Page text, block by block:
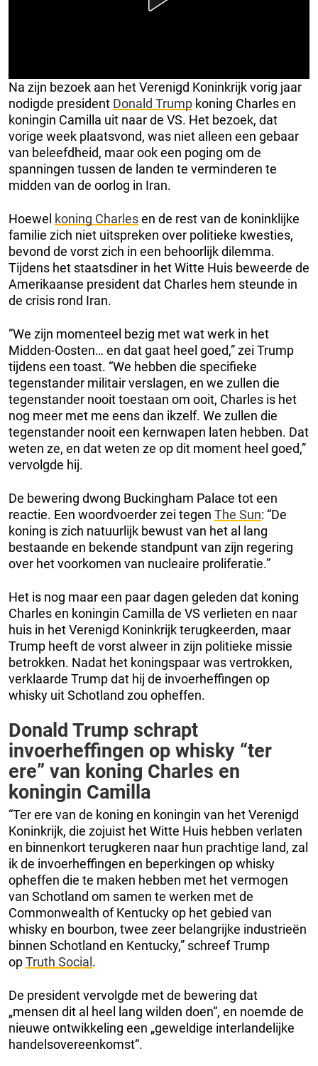
Na zijn bezoek aan het Verenigd Koninkrijk vorig jaar
nodigde president Donald Trump koning Charles en
koningin Camilla uit naar de VS. Het bezoek, dat
vorige week plaatsvond, was niet alleen een gebaar
van beleefdheid, maar ook een poging om de
spanningen tussen de landen te verminderen te
midden van de oorlog in Iran.
Hoewel koning Charlesen de rest van de koninklijke
familie zich niet uitspreken over politieke kwesties,
bevond de vorst zich in een behoorlijk dilemma.
Tijdens het staatsdiner in het Witte Huis beweerde de
Amerikaanse president dat Charles hem steunde in
de crisis rond Iran.
“We zijn momenteel bezig met wat werk in het
Midden-Oosten… en dat gaat heel goed,” zei Trump
tijdens een toast. “We hebben die specifieke
tegenstander militair verslagen, en we zullen die
tegenstander nooit toestaan om ooit, Charles is het
nog meer met me eens dan ikzelf. We zullen die
tegenstander nooit een kernwapen laten hebben. Dat
weten ze, en dat weten ze op dit moment heel goed,”
vervolgde hij.
De bewering dwong Buckingham Palace tot een
reactie. Een woordvoerder zei tegen The Sun: “De
koning is zich natuurlijk bewust van het al lang
bestaande en bekende standpunt van zijn regering
over het voorkomen van nucleaire proliferatie.”
Het is nog maar een paar dagen geleden dat koning
Charles en koningin Camilla de VS verlieten en naar
huis in het Verenigd Koninkrijk terugkeerden, maar
Trump heeft de vorst alweer in zijn politieke missie
betrokken. Nadat het koningspaar was vertrokken,
verklaarde Trump dat hij de invoerheffingen op
whisky uit Schotland zou opheffen.
Donald Trump schrapt
invoerheffingen op whisky “ter
ere” van koning Charles en
koningin Camilla
“Ter ere van de koning en koningin van het Verenigd
Koninkrijk, die zojuist het Witte Huis hebben verlaten
en binnenkort terugkeren naar hun prachtige land, zal
ik de invoerheffingen en beperkingen op whisky
opheffen die te maken hebben met het vermogen
van Schotland om samen te werken met de
Commonwealth of Kentucky op het gebied van
whisky en bourbon, twee zeer belangrijke industrieën
binnen Schotland en Kentucky,” schreef Trump
opTruth Social .
De president vervolgde met de bewering dat
„mensen dit al heel lang wilden doen“, en noemde de
nieuwe ontwikkeling een „geweldige interlandelijke
handelsovereenkomst“.